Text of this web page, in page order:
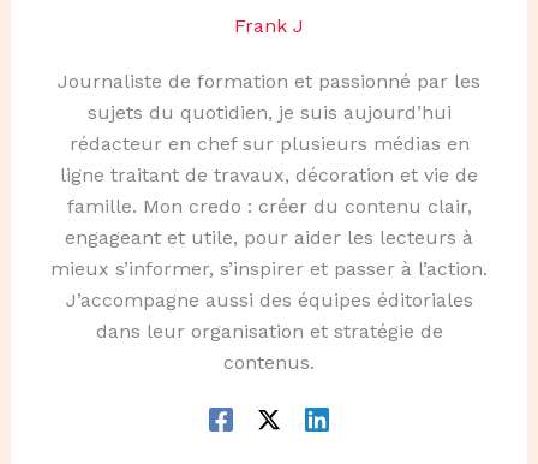
Frank J
Journaliste de formation et passionné par les
sujets du quotidien, je suis aujourd’hui
rédacteur en chef sur plusieurs médias en
ligne traitant de travaux, décoration et vie de
famille. Mon credo : créer du contenu clair,
engageant et utile, pour aider les lecteurs à
mieux s’informer, s’inspirer et passer à l’action.
J’accompagne aussi des équipes éditoriales
dans leur organisation et stratégie de
contenus.